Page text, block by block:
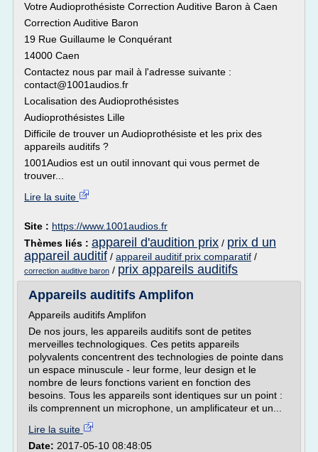
Votre Audioprothésiste Correction Auditive Baron à Caen
Correction Auditive Baron
19 Rue Guillaume le Conquérant
14000 Caen
Contactez nous par mail à l'adresse suivante :
contact@1001audios.fr
Localisation des Audioprothésistes
Audioprothésistes Lille
Difficile de trouver un Audioprothésiste et les prix des
appareils auditifs ?
1001Audios est un outil innovant qui vous permet de
trouver...
Lire la suite
Site : https://www.1001audios.fr
Thèmes liés : appareil d'audition prix / prix d un
appareil auditif / appareil auditif prix comparatif /
correction auditive baron / prix appareils auditifs
Appareils auditifs Amplifon
Appareils auditifs Amplifon
De nos jours, les appareils auditifs sont de petites
merveilles technologiques. Ces petits appareils
polyvalents concentrent des technologies de pointe dans
un espace minuscule - leur forme, leur design et le
nombre de leurs fonctions varient en fonction des
besoins. Tous les appareils sont identiques sur un point :
ils comprennent un microphone, un amplificateur et un...
Lire la suite
Date: 2017-05-10 08:48:05